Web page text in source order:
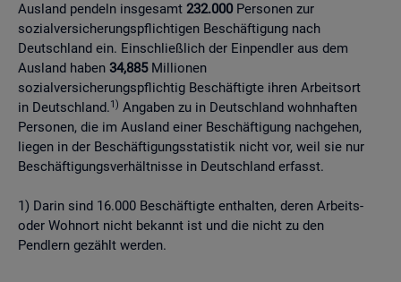
Ausland pendeln insgesamt 232.000Personen zur
sozialversicherungspflichtigen Beschäftigung nach
Deutschland ein. Einschließlich der Einpendler aus dem
Ausland haben 34,885Millionen
sozialversicherungspflichtig Beschäftigte ihren Arbeitsort
in Deutschland.1) Angaben zu in Deutschland wohnhaften
Personen, die im Ausland einer Beschäftigung nachgehen,
liegen in der Beschäftigungsstatistik nicht vor, weil sie nur
Beschäftigungsverhältnisse in Deutschland erfasst.
1) Darin sind 16.000 Beschäftigte enthalten, deren Arbeits-
oder Wohnort nicht bekannt ist und die nicht zu den
Pendlern gezählt werden.